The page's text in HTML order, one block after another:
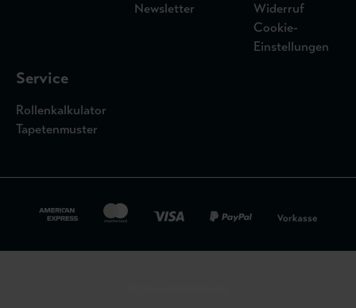
Newsletter
Widerruf
Cookie-
Einstellungen
Service
Rollenkalkulator
Tapetenmuster